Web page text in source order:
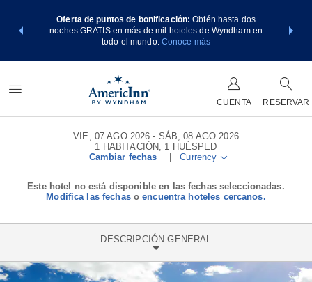
Wyndham
Oferta de puntos de bonificación:Obtén hasta dos
noches GRATIS en más de mil hoteles de Wyndham en
todo el mundo. Conoce más
de viaje
CUENTA RESERVAR
VIE, 07 AGO 2026
SÁB, 08 AGO 2026
1 HABITACIÓN, 1 HUÉSPED
Cambiar fechas
Currency
Este hotel no está disponible en las fechas seleccionadas.
Modifica las fechasoencuentra hoteles cercanos.
DESCRIPCIÓN GENERAL